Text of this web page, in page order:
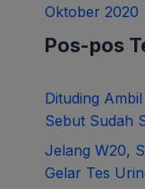
Oktober 2020
Pos-pos
Dituding
Sebut Sudah
Jelang W20,
Gelar Tes